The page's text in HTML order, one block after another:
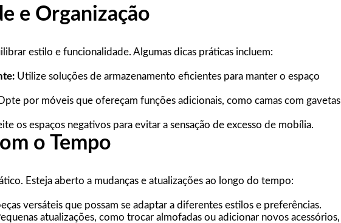
e Organização
estilo e funcionalidade. Algumas dicas práticas incluem:
Utilize soluções de armazenamento eficientes para manter o espaço
por móveis que ofereçam funções adicionais, como camas com gavetas
os espaços negativos para evitar a sensação de excesso de mobília.
o Tempo
Esteja aberto a mudanças e atualizações ao longo do tempo:
versáteis que possam se adaptar a diferentes estilos e preferências.
atualizações, como trocar almofadas ou adicionar novos acessórios,